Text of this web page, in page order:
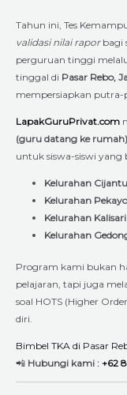
Tahun ini, Tes
validasi nilai raporbagi
perguruan tinggi
tinggal di Pasar Rebo,
mempersiapkan putra-
LapakGuruPrivat.com
(guru datang ke rumah)
untuk siswa-siswi yang
Kelurahan
Kelurahan
Kelurahan Kalisari
Kelurahan
Program kami bukan
pelajaran, tapi juga
soal HOTS (Higher
diri.
Bimbel TKA di Pasar
📲 Hubungi kami : +62